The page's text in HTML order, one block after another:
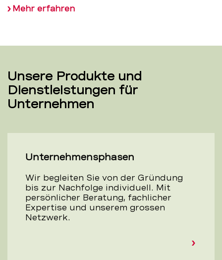
Mehr erfahren
Unsere Produkte und
Dienstleistungen für
Unternehmen
Unternehmensphasen
Wir begleiten Sie von der Gründung
bis zur Nachfolge individuell. Mit
persönlicher Beratung, fachlicher
Expertise und unserem grossen
Netzwerk.